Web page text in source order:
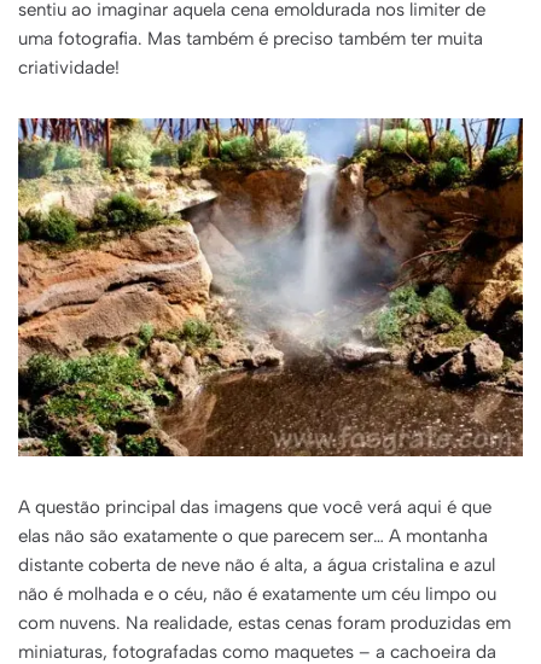
sentiu ao imaginar aquela cena emoldurada nos limiter de
uma fotografia. Mas também é preciso também ter muita
criatividade!
A questão principal das imagens que você verá aqui é que
elas não são exatamente o que parecem ser… A montanha
distante coberta de neve não é alta, a água cristalina e azul
não é molhada e o céu, não é exatamente um céu limpo ou
com nuvens. Na realidade, estas cenas foram produzidas em
miniaturas, fotografadas como maquetes – a cachoeira da